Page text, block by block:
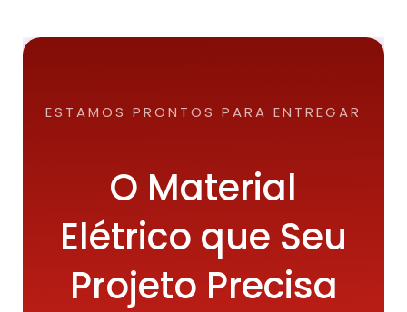
ESTAMOS PRONTOS PARA ENTREGAR
O Material
Elétrico que Seu
Projeto Precisa